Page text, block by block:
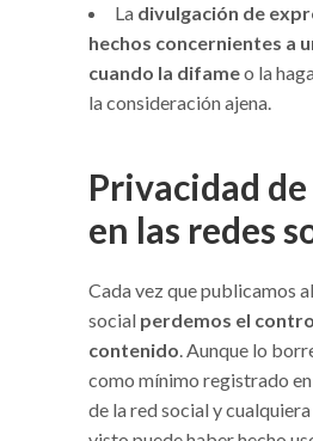
La divulgación de
hechos concernientes a
cuando la difameo la
la consideración ajena.
Privacidad
en las redes
Cada vez que publicamos
social perdemos el
contenido. Aunque lo
como mínimo registrado
de la red social y